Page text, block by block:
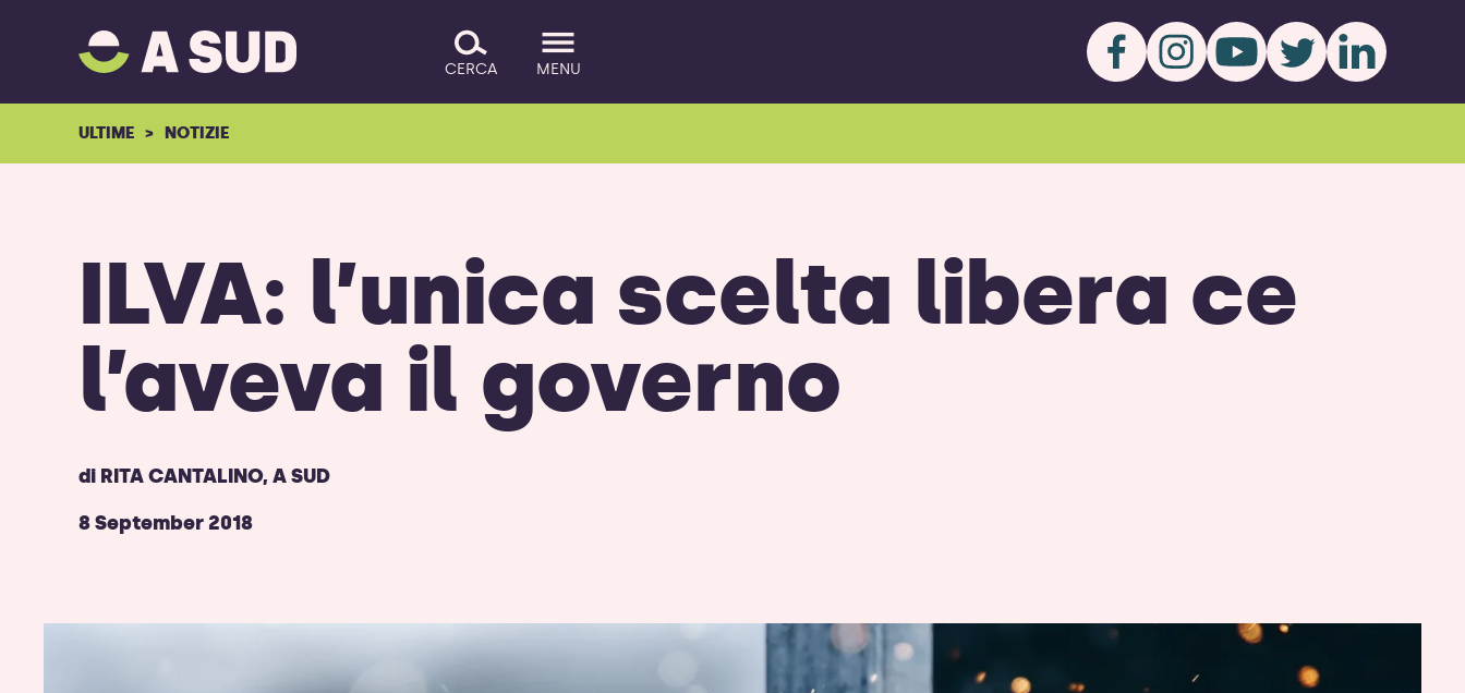
SALTA IL CONTENUTO
A
SUD
ritorna
alla
CERCA MENU
ULTIME NOTIZIE
ILVA: l’unica scelta libera ce
l’aveva il governo
di RITA CANTALINO, A SUD
8 September 2018